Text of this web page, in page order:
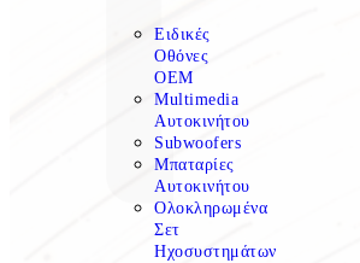
Ειδικές
Οθόνες
OEM
Multimedia
Αυτοκινήτου
Subwoofers
Μπαταρίες
Αυτοκινήτου
Ολοκληρωμένα
Σετ
Ηχοσυστημάτων